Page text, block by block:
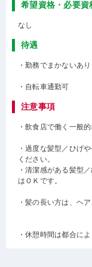
希望資格・必要資
なし
待遇
・勤務でまかないあり
・自転車通勤可
注意事項
・飲食店で働く一般
・過度な髪型／ひげ
ください。
・清潔感がある髪型
はＯＫです。
・髪の長い方は、ヘ
・休憩時間は都合に